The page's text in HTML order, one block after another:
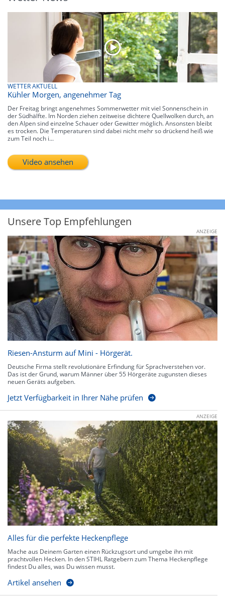
WETTER AKTUELL
Kühler Morgen, angenehmer Tag
Der Freitag bringt angenehmes Sommerwetter mit viel Sonnenschein in
der Südhälfte. Im Norden ziehen zeitweise dichtere Quellwolken durch, an
den Alpen sind einzelne Schauer oder Gewitter möglich. Ansonsten bleibt
es trocken. Die Temperaturen sind dabei nicht mehr so drückend heiß wie
zum Teil noch i...
Video ansehen
Unsere Top Empfehlungen
ANZEIGE
Riesen-Ansturm auf Mini - Hörgerät.
Deutsche Firma stellt revolutionäre Erfindung für Sprachverstehen vor.
Das ist der Grund, warum Männer über 55 Hörgeräte zugunsten dieses
neuen Geräts aufgeben.
Jetzt Verfügbarkeit in Ihrer Nähe prüfen
ANZEIGE
Alles für die perfekte Heckenpflege
Mache aus Deinem Garten einen Rückzugsort und umgebe ihn mit
prachtvollen Hecken. In den STIHL Ratgebern zum Thema Heckenpflege
findest Du alles, was Du wissen musst.
Artikel ansehen